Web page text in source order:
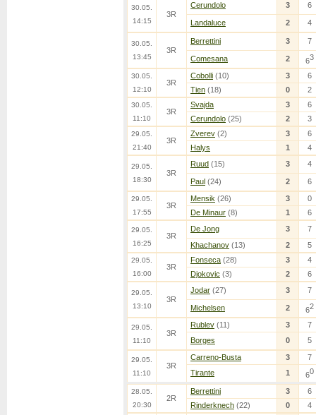
30.05.
14:15
3R
Cerundolo 3 6
Landaluce 2 4
30.05.
13:45
3R
Berrettini 3 7
Comesana 2 63
30.05.
12:10
3R
Cobolli (10) 3
6
Tien (18) 0 2
30.05.
11:10
3R
Svajda 3
6
Cerundolo (25) 2 3
29.05.
21:40
3R
Zverev (2) 3
6
Halys
1 4
29.05.
18:30
3R
Ruud (15) 3 4
Paul (24) 2 6
29.05.
17:55
3R
Mensik (26) 3
0
De Minaur (8) 1 6
29.05.
16:25
3R
De Jong 3
7
Khachanov (13) 2 5
29.05.
16:00
3R
Fonseca (28) 3
4
Djokovic (3) 2 6
29.05.
13:10
3R
Jodar (27) 3 7
Michelsen 2 62
29.05.
11:10
3R
Rublev (11) 3
7
Borges
0 5
29.05.
11:10
3R
Carreno-Busta 3
7
Tirante
1 60
28.05.
20:30
2R
Berrettini 3
6
Rinderknech (22) 0 4